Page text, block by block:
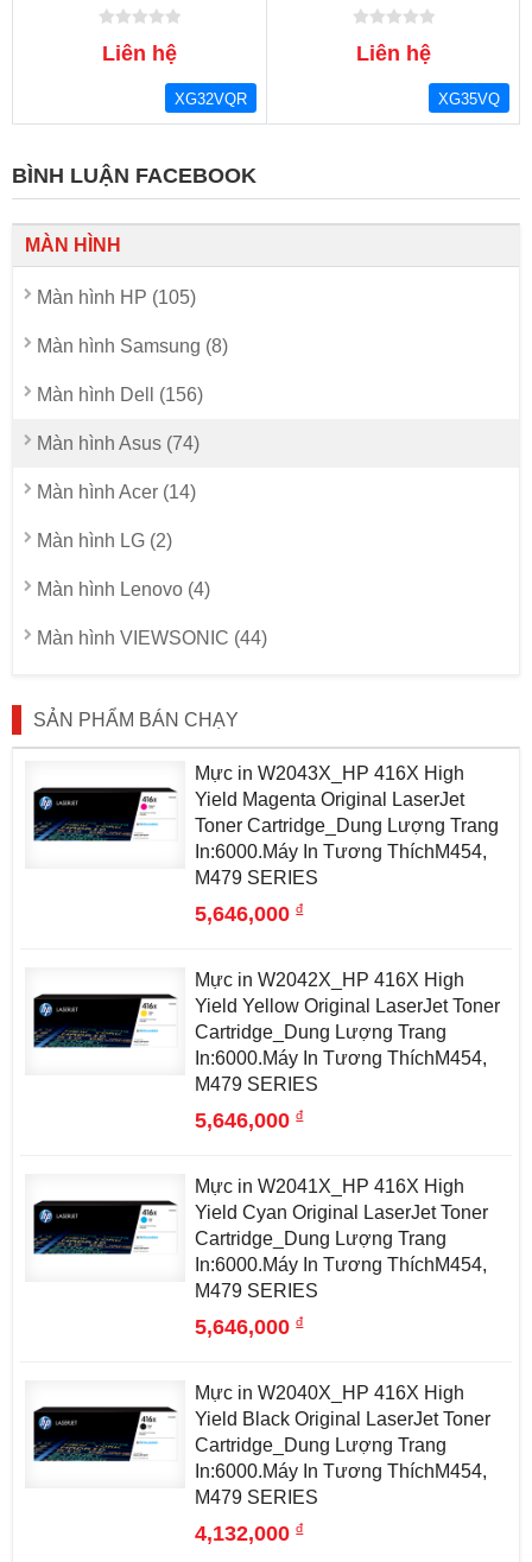
Liên hệ
XG32VQR
Liên hệ
XG35VQ
BÌNH LUẬN FACEBOOK
MÀN HÌNH
Màn hình HP (105)
Màn hình Samsung (8)
Màn hình Dell (156)
Màn hình Asus (74)
Màn hình Acer (14)
Màn hình LG (2)
Màn hình Lenovo (4)
Màn hình VIEWSONIC (44)
SẢN PHẨM BÁN CHẠY
Mực in W2043X_HP 416X High
Yield Magenta Original LaserJet
Toner Cartridge_Dung Lượng Trang
In:6000.Máy In Tương ThíchM454,
M479 SERIES
5,646,000đ
Mực in W2042X_HP 416X High
Yield Yellow Original LaserJet Toner
Cartridge_Dung Lượng Trang
In:6000.Máy In Tương ThíchM454,
M479 SERIES
5,646,000đ
Mực in W2041X_HP 416X High
Yield Cyan Original LaserJet Toner
Cartridge_Dung Lượng Trang
In:6000.Máy In Tương ThíchM454,
M479 SERIES
5,646,000đ
Mực in W2040X_HP 416X High
Yield Black Original LaserJet Toner
Cartridge_Dung Lượng Trang
In:6000.Máy In Tương ThíchM454,
M479 SERIES
4,132,000đ